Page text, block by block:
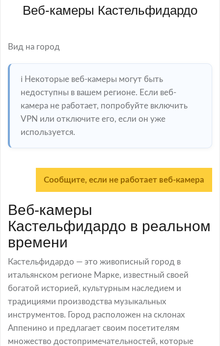
Веб-камеры Кастельфидардо
Вид на город
ℹ️ Некоторые веб-камеры могут быть
недоступны в вашем регионе. Если веб-
камера не работает, попробуйте включить
VPN или отключите его, если он уже
используется.
Сообщите, если не работает веб-камера
Веб-камеры
Кастельфидардо в реальном
времени
Кастельфидардо — это живописный город в
итальянском регионе Марке, известный своей
богатой историей, культурным наследием и
традициями производства музыкальных
инструментов. Город расположен на склонах
Аппенино и предлагает своим посетителям
множество достопримечательностей, которые